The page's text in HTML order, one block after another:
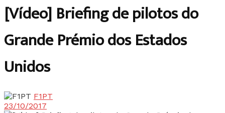
[Vídeo] Briefing de pilotos do
Grande Prémio dos Estados
Unidos
F1PT
23/10/2017